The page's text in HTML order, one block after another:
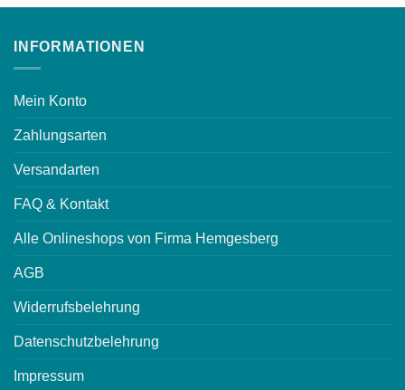
INFORMATIONEN
Mein Konto
Zahlungsarten
Versandarten
FAQ & Kontakt
Alle Onlineshops von Firma Hemgesberg
AGB
Widerrufsbelehrung
Datenschutzbelehrung
Impressum